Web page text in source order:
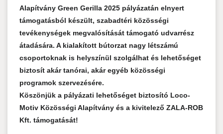
Alapítvány Green Gerilla 2025 pályázatán elnyert
támogatásból készült, szabadtéri közösségi
tevékenységek megvalósítását támogató udvarrész
átadására. A kialakított bútorzat nagy létszámú
csoportoknak is helyszínül szolgálhat és lehetőséget
biztosít akár tanórai, akár egyéb közösségi
programok szervezésére.
Köszönjük a pályázati lehetőséget biztosító Loco-
Motiv Közösségi Alapítvány és a kivitelező ZALA-ROB
Kft. támogatását!